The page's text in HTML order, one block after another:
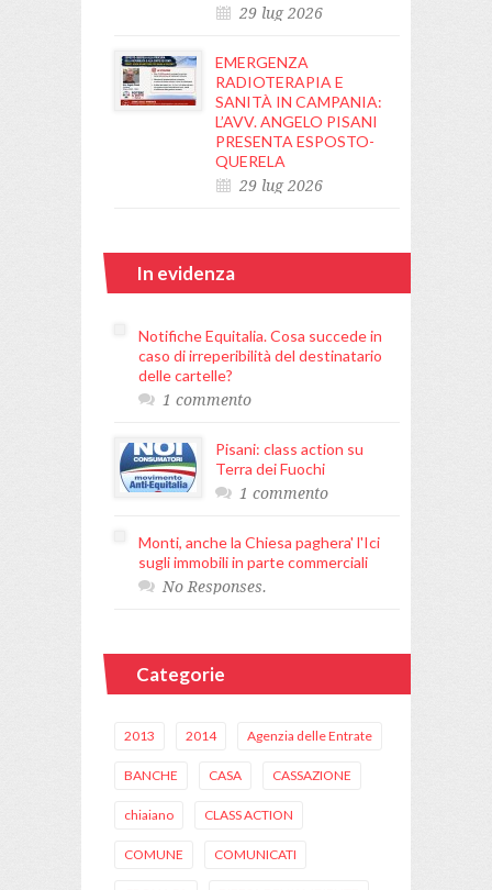
29 lug 2026
EMERGENZA
RADIOTERAPIA E
SANITÀ IN CAMPANIA:
L’AVV. ANGELO PISANI
PRESENTA ESPOSTO-
QUERELA
29 lug 2026
In evidenza
Notifiche Equitalia. Cosa succede in
caso di irreperibilità del destinatario
delle cartelle?
1 commento
Pisani: class action su
Terra dei Fuochi
1 commento
Monti, anche la Chiesa paghera' l'Ici
sugli immobili in parte commerciali
No Responses.
Categorie
2013 2014 Agenzia delle Entrate
BANCHE CASA CASSAZIONE
chiaiano CLASS ACTION
COMUNE COMUNICATI